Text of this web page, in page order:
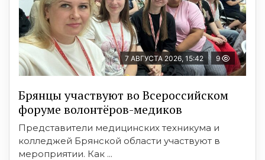
7 АВГУСТА 2026, 15:42 9
Брянцы участвуют во Всероссийском
форуме волонтёров-медиков
Представители медицинских техникума и
колледжей Брянской области участвуют в
мероприятии. Как ...